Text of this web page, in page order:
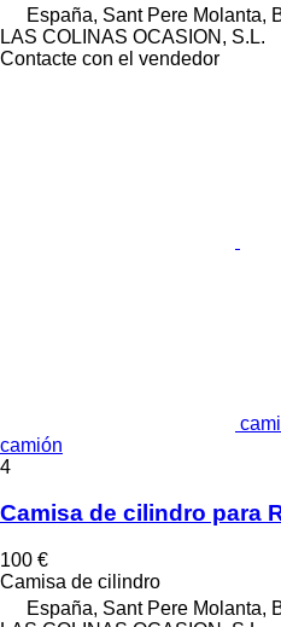
España, Sant Pere Molanta,
LAS COLINAS OCASION, S.L.
Contacte con el vendedor
camión
4
Camisa de cilindro para
100 €
Camisa de cilindro
España, Sant Pere Molanta,